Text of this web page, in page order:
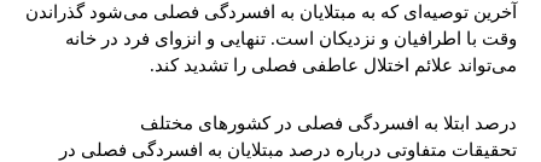
آخرین توصیه‌ای که به مبتلایان به افسردگی فصلی می‌شود گذراندن
وقت با اطرافیان و نزدیکان است. تنهایی و انزوای فرد در خانه
می‌تواند علائم اختلال عاطفی فصلی را تشدید کند.
درصد ابتلا به افسردگی فصلی در کشورهای مختلف
تحقیقات متفاوتی درباره درصد مبتلایان به افسردگی فصلی در